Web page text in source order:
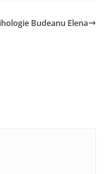
Budeanu Elena